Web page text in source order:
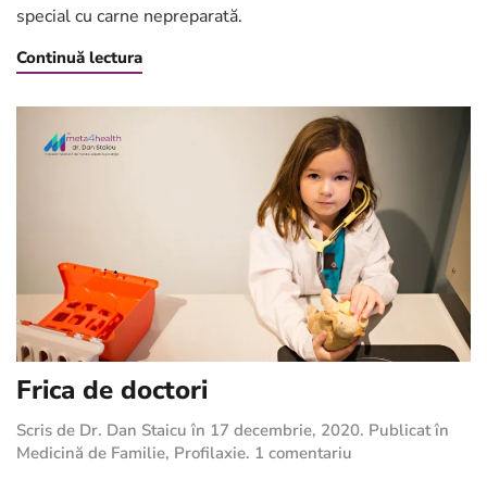
special cu carne nepreparată.
Continuă lectura
Frica de doctori
Scris de Dr. Dan Staicu în 17 decembrie, 2020. Publicat în
Medicină de Familie, Profilaxie. 1 comentariu